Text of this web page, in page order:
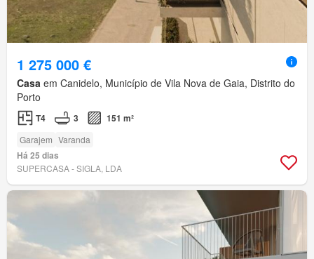
1 275 000 €
Casa em Canidelo, Município de Vila Nova de Gaia, Distrito do
Porto
T4 3 151 m²
Garajem Varanda
Há 25 dias
SUPERCASA - SIGLA, LDA